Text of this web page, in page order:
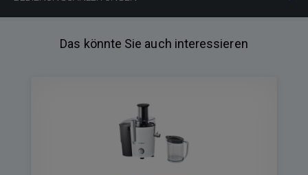
Das könnte Sie auch interessieren